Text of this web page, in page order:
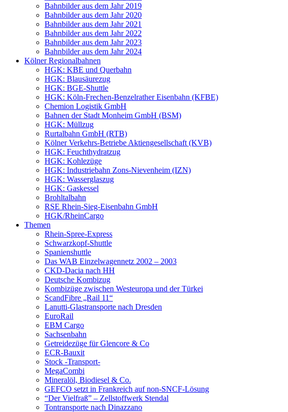
Bahnbilder aus dem Jahr 2019
Bahnbilder aus dem Jahr 2020
Bahnbilder aus dem Jahr 2021
Bahnbilder aus dem Jahr 2022
Bahnbilder aus dem Jahr 2023
Bahnbilder aus dem Jahr 2024
Kölner Regionalbahnen
HGK: KBE und Querbahn
HGK: Blausäurezug
HGK: BGE-Shuttle
HGK: Köln-Frechen-Benzelrather Eisenbahn (KFBE)
Chemion Logistik GmbH
Bahnen der Stadt Monheim GmbH (BSM)
HGK: Müllzug
Rurtalbahn GmbH (RTB)
Kölner Verkehrs-Betriebe Aktiengesellschaft (KVB)
HGK: Feuchthydratzug
HGK: Kohlezüge
HGK: Industriebahn Zons-Nievenheim (IZN)
HGK: Wasserglaszug
HGK: Gaskessel
Brohltalbahn
RSE Rhein-Sieg-Eisenbahn GmbH
HGK/RheinCargo
Themen
Rhein-Spree-Express
Schwarzkopf-Shuttle
Spanienshuttle
Das WAB Einzelwagennetz 2002 – 2003
CKD-Dacia nach HH
Deutsche Kombizug
Kombizüge zwischen Westeuropa und der Türkei
ScandFibre „Rail 11“
Lanutti-Glastransporte nach Dresden
EuroRail
EBM Cargo
Sachsenbahn
Getreidezüge für Glencore & Co
ECR-Bauxit
Stock -Transport-
MegaCombi
Mineralöl, Biodiesel & Co.
GEFCO setzt in Frankreich auf non-SNCF-Lösung
“Der Vielfraß” – Zellstoffwerk Stendal
Tontransporte nach Dinazzano